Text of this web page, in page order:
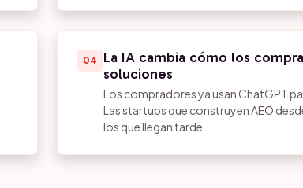
04
La IA cambia cómo los
soluciones
Los compradores ya usan ChatGPT
Las startups que construyen AEO
los que llegan tarde.